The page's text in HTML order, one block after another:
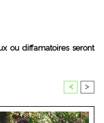
ou diffamatoires seront
< >